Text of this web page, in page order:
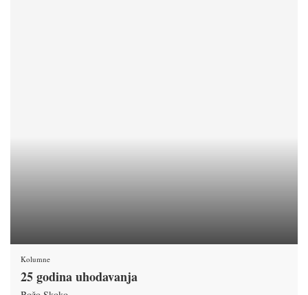
Kolumne
25 godina uhodavanja